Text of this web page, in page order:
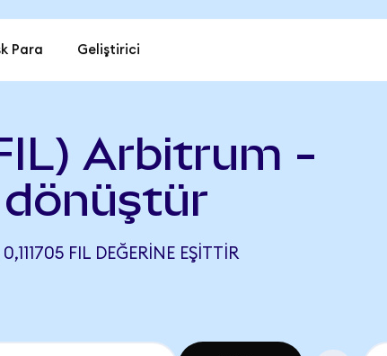
Para Geliştirici
Arbitrum -
FIL DEĞERINE EŞITTIR